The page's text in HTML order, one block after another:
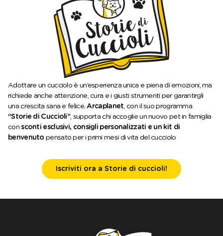
Adottare un cucciolo è un’esperienza unica e piena di emozioni, ma
richiede anche attenzione, cura e i giusti strumenti per garantirgli
una crescita sana e felice.Arcaplanet, con il suo programma
“Storie di Cuccioli”, supporta chi accoglie un nuovo pet in famiglia
consconti esclusivi, consigli personalizzati e un kit di
benvenuto pensato per i primi mesi di vita del cucciolo
Iscriviti ora a Storie di cuccioli!